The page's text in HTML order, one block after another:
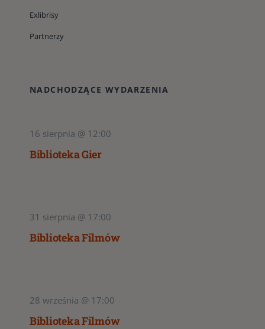
Exlibrisy
Partnerzy
NADCHODZĄCE WYDARZENIA
16 sierpnia @ 12:00
Biblioteka Gier
31 sierpnia @ 17:00
Biblioteka Filmów
28 września @ 17:00
Biblioteka Filmów